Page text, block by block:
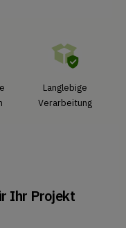
Langlebige
Verarbeitung
Ihr Projekt